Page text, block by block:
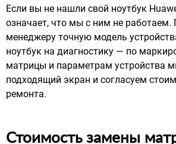
Если вы не нашли свой ноутбук
означает, что мы с ним не работаем.
менеджеру точную модель
ноутбук на диагностику — по
матрицы и параметрам устройства
подходящий экран и согласуем
ремонта.
Стоимость замены